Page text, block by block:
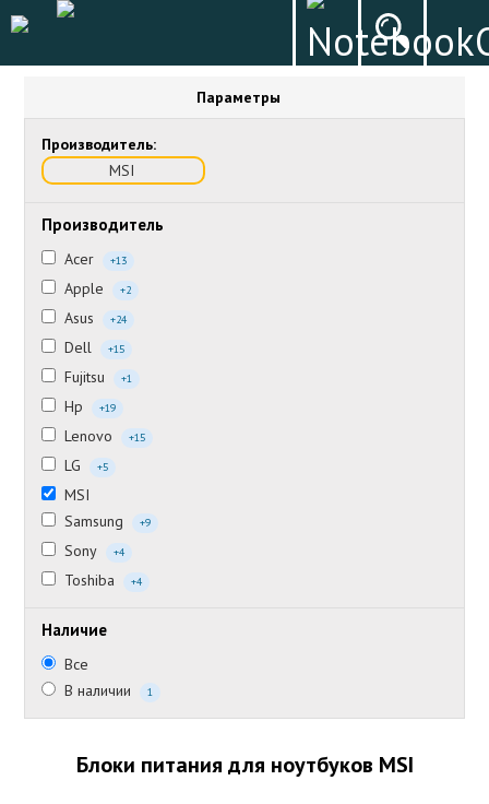
Параметры
Производитель:
MSI
Производитель
Acer +13
Apple +2
Asus +24
Dell +15
Fujitsu +1
Hp +19
Lenovo +15
LG +5
MSI
Samsung
+9
Sony +4
Toshiba +4
Наличие
Все
В наличии
1
Блоки питания для ноутбуков MSI